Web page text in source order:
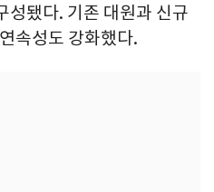
됐다. 기존 대원과 신규
속성도 강화했다.